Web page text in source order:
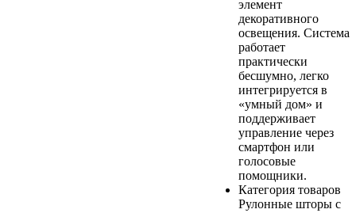
элемент
декоративного
освещения. Система
работает
практически
бесшумно, легко
интегрируется в
«умный дом» и
поддерживает
управление через
смартфон или
голосовые
помощники.
Категория товаров
Рулонные шторы с